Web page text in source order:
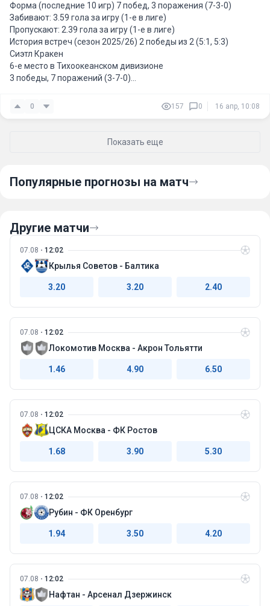
Форма (последние 10 игр) 7 побед, 3 поражения (7-3-0)
Забивают: 3.59 гола за игру (1-е в лиге)
Пропускают: 2.39 гола за игру (1-е в лиге)
История встреч (сезон 2025/26) 2 победы из 2 (5:1, 5:3)
Сиэтл Кракен
6-е место в Тихоокеанском дивизионе
3 победы, 7 поражений (3-7-0)
Пропускают: 3.06 гола за игру (23-е)
0 157 0 16 апр, 10:08
Показать еще
Популярные прогнозы на матч
Другие матчи
07.08 12:02
Крылья Советов - Балтика
3.20 3.20 2.40
07.08 12:02
Локомотив Москва - Акрон Тольятти
1.46 4.90 6.50
07.08 12:02
ЦСКА Москва - ФК Ростов
1.68 3.90 5.30
07.08 12:02
Рубин - ФК Оренбург
1.94 3.50 4.20
07.08 12:02
Нафтан - Арсенал Дзержинск